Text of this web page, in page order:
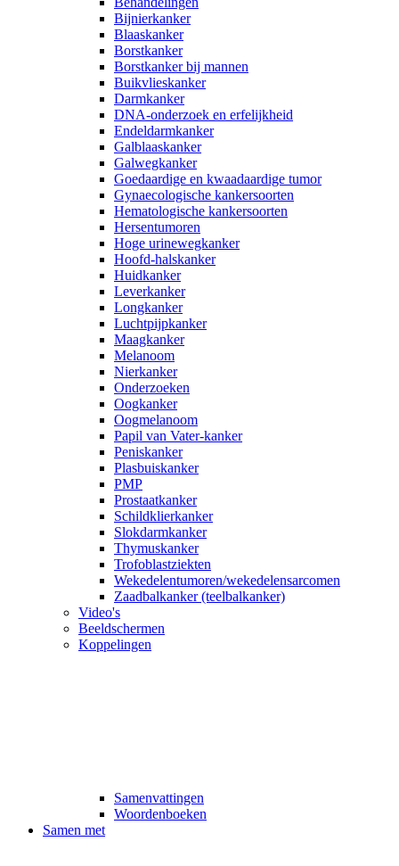
Bijnierkanker
Blaaskanker
Borstkanker
Borstkanker bij mannen
Buikvlieskanker
Darmkanker
DNA-onderzoek en erfelijkheid
Endeldarmkanker
Galblaaskanker
Galwegkanker
Goedaardige en kwaadaardige tumor
Gynaecologische kankersoorten
Hematologische kankersoorten
Hersentumoren
Hoge urinewegkanker
Hoofd-halskanker
Huidkanker
Leverkanker
Longkanker
Luchtpijpkanker
Maagkanker
Melanoom
Nierkanker
Onderzoeken
Oogkanker
Oogmelanoom
Papil van Vater-kanker
Peniskanker
Plasbuiskanker
PMP
Prostaatkanker
Schildklierkanker
Slokdarmkanker
Thymuskanker
Trofoblastziekten
Wekedelentumoren/wekedelensarcomen
Zaadbalkanker (teelbalkanker)
Video's
Beeldschermen
Koppelingen
Samenvattingen
Woordenboeken
Samen met